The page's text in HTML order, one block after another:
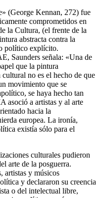
(George Kennan, 272) fue
comprometidos en
la Cultura, (el frente de la
abstracta contra la
político explícito.
Saunders señala: «Una de
que la pintura
no es el hecho de que
movimiento que se
se haya hecho tan
asoció a artistas y al arte
hacia la
europea. La ironía,
existía sólo para el
culturales pudieron
arte de la posguerra.
artistas y músicos
y declararon su creencia
o del intelectual libre,